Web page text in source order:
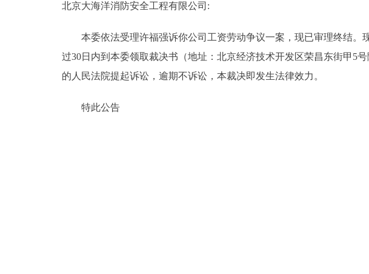
北京大海洋消防安全工程有限公司:
本委依法受理许福强诉你公司工资劳动争议一案，现已审理终结。
过30日内到本委领取裁决书（地址：北京经济技术开发区荣昌东街甲5
的人民法院提起诉讼，逾期不诉讼，本裁决即发生法律效力。
特此公告